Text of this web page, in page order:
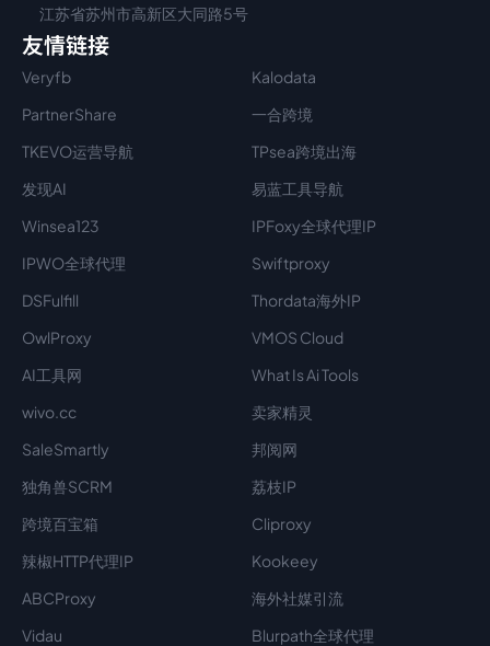
江苏省苏州市高新区大同路5号
友情链接
Veryfb
Kalodata
PartnerShare
一合跨境
TKEVO运营导航
TPsea跨境出海
发现AI
易蓝工具导航
Winsea123
IPFoxy全球代理IP
IPWO全球代理
Swiftproxy
DSFulfill
Thordata海外IP
OwlProxy
VMOS Cloud
AI工具网
What Is Ai Tools
wivo.cc
卖家精灵
SaleSmartly
邦阅网
独角兽SCRM
荔枝IP
跨境百宝箱
Cliproxy
辣椒HTTP代理IP
Kookeey
ABCProxy
海外社媒引流
Vidau
Blurpath全球代理